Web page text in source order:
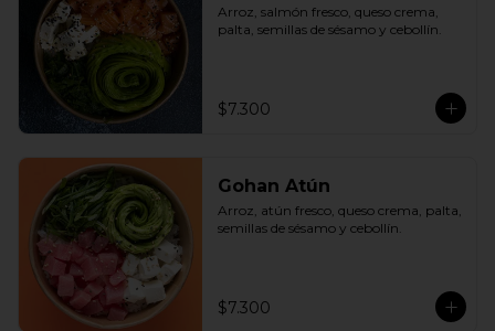
Arroz, salmón fresco, queso crema,
palta, semillas de sésamo y cebollín.
$7.300
Gohan Atún
Arroz, atún fresco, queso crema, palta,
semillas de sésamo y cebollín.
$7.300